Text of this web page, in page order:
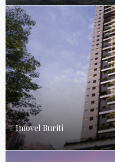
Imovel Buriti